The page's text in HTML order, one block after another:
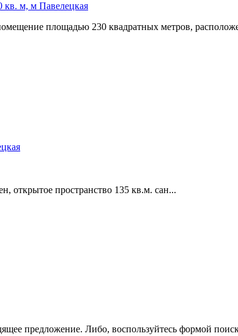
кв. м, м Павелецкая
площадью 230 квадратных метров,­
открытое пространство 135 кв.м. сан...
предложение. Либо, воспользуйтесь формой